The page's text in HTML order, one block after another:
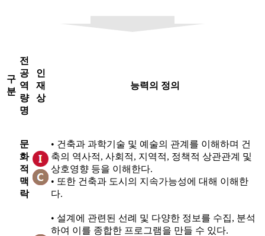
구
분
전
공
역
량
명
인
재
상
능력의 정의
문
화
적
맥
락
• 건축과 과학기술 및 예술의 관계를 이해하며 건
축의 역사적, 사회적, 지역적, 정책적 상관관계 및
상호영향 등을 이해한다.
• 또한 건축과 도시의 지속가능성에 대해 이해한
다.
• 설계에 관련된 선례 및 다양한 정보를 수집, 분석
하여 이를 종합한 프로그램을 만들 수 있다.